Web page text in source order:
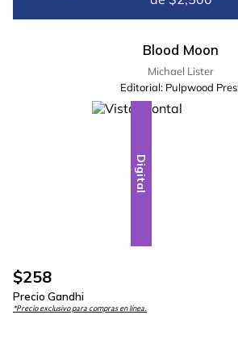
Blood Moon
Michael Lister
Editorial: Pulpwood
Digital
$258
Precio Gandhi
*Precio exclusivo para compras en línea.